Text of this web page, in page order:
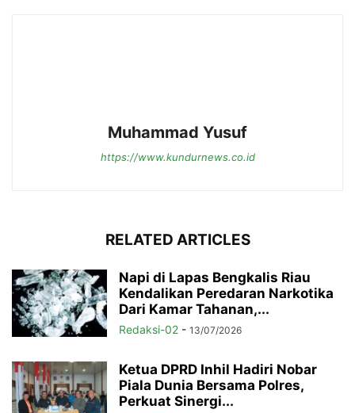
Muhammad Yusuf
https://www.kundurnews.co.id
RELATED ARTICLES
Napi di Lapas Bengkalis Riau
Kendalikan Peredaran Narkotika
Dari Kamar Tahanan,...
Redaksi-02 - 13/07/2026
Ketua DPRD Inhil Hadiri Nobar
Piala Dunia Bersama Polres,
Perkuat Sinergi...